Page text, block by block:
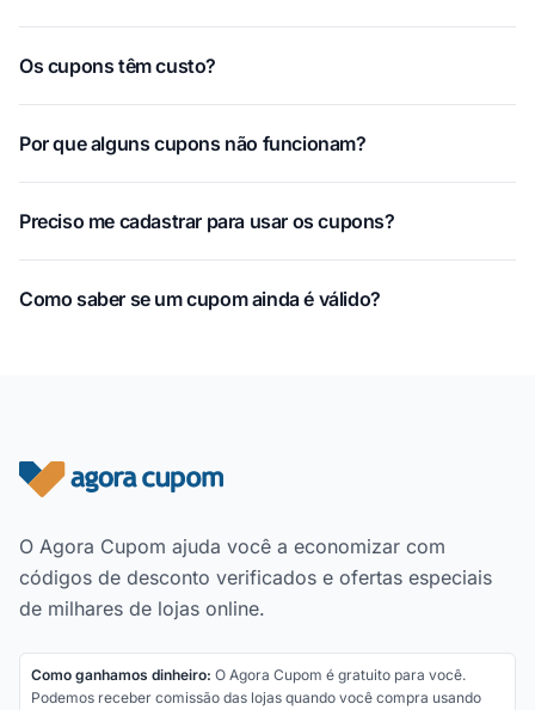
Os cupons têm custo?
Por que alguns cupons não funcionam?
Preciso me cadastrar para usar os cupons?
Como saber se um cupom ainda é válido?
Rodapé do site
O Agora Cupom ajuda você a economizar com
códigos de desconto verificados e ofertas especiais
de milhares de lojas online.
Como ganhamos dinheiro: O Agora Cupom é gratuito para você.
Podemos receber comissão das lojas quando você compra usando